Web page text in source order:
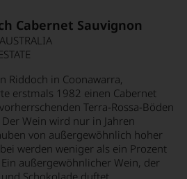
Cabernet Sauvignon
Riddoch in Coonawarra,
erstmals 1982 einen Cabernet
Terra-Rossa-Böden
Wein wird nur in Jahren
von außergewöhnlich hoher
werden weniger als ein Prozent
außergewöhnlicher Wein, der
Schokolade duftet.